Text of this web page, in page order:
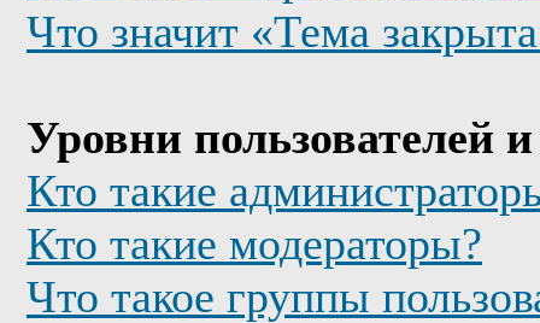
Что значит «Тема
Уровни пользователей
Кто такие
Кто такие модераторы?
Что такое группы